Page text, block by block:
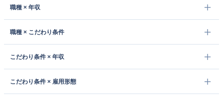
職種 × 年収
職種 × こだわり条件
こだわり条件 × 年収
こだわり条件 × 雇用形態